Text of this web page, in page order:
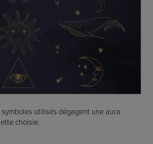
utilisés dégagent une aura
choisie.